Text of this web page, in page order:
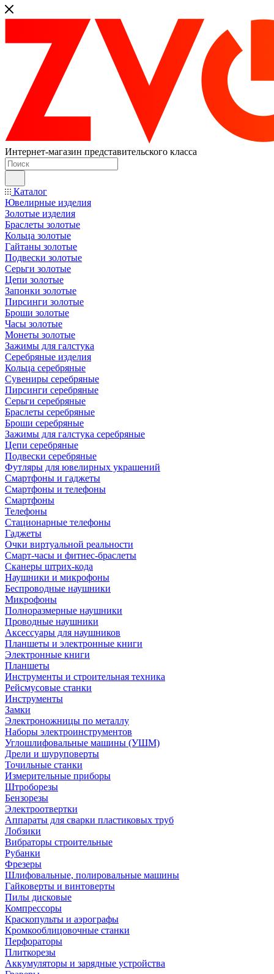
Интернет-магазин представительского класса
Каталог
Ювелирные изделия
Золотые изделия
Браслеты золотые
Кольца золотые
Гайтаны золотые
Подвески золотые
Серьги золотые
Цепи золотые
Запонки золотые
Пирсинги золотые
Броши золотые
Часы золотые
Монеты золотые
Зажимы для галстука
Серебряные изделия
Кольца серебряные
Сувениры серебряные
Пирсинги серебряные
Серьги серебряные
Браслеты серебряные
Броши серебряные
Зажимы для галстука серебряные
Цепи серебряные
Подвески серебряные
Футляры для ювелирных украшений
Смартфоны и гаджеты
Смартфоны и телефоны
Смартфоны
Телефоны
Стационарные телефоны
Гаджеты
Очки виртуальной реальности
Смарт-часы и фитнес-браслеты
Сканеры штрих-кода
Наушники и микрофоны
Беспроводные наушники
Микрофоны
Полноразмерные наушники
Проводные наушники
Аксессуары для наушников
Планшеты и электронные книги
Электронные книги
Планшеты
Инструменты и строительная техника
Рейсмусовые станки
Инструменты
Замки
Электроножницы по металлу
Наборы электроинструментов
Углошлифовальные машины (УШМ)
Дрели и шуруповерты
Точильные станки
Измерительные приборы
Штроборезы
Бензорезы
Электроотвертки
Аппараты для сварки пластиковых труб
Лобзики
Вибраторы строительные
Рубанки
Фрезеры
Шлифовальные, полировальные машины
Гайковерты и винтоверты
Пилы дисковые
Компрессоры
Краскопульты и аэрографы
Кромкооблицовочные станки
Перфораторы
Плиткорезы
Аккумуляторы и зарядные устройства